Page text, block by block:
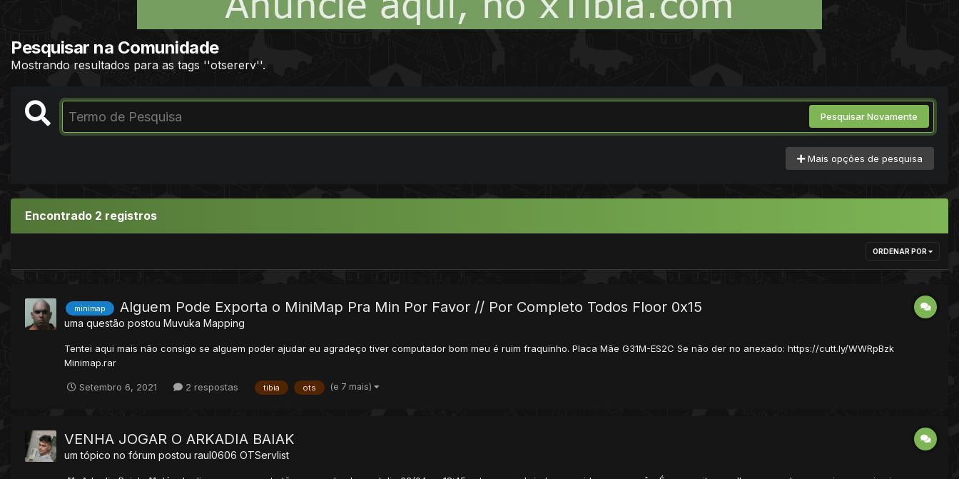
Pesquisar na Comunidade
Mostrando resultados para as tags ''otsererv''.
Pesquisar Novamente
Mais opções de pesquisa
Encontrado 2 registros
ORDENAR POR
minimap Alguem Pode Exporta o MiniMap Pra Min Por Favor // Por Completo Todos Floor 0x15
uma questão postou Muvuka Mapping
Tentei aqui mais não consigo se alguem poder ajudar eu agradeço tiver computador bom meu é ruim fraquinho. Placa Mãe G31M-ES2C Se não der no anexado: https://cutt.ly/WWRpBzk
Minimap.rar
Setembro 6, 2021 2 respostas tibia ots (e 7 mais)
VENHA JOGAR O ARKADIA BAIAK
um tópico no fórum postou raul0606 OTServlist